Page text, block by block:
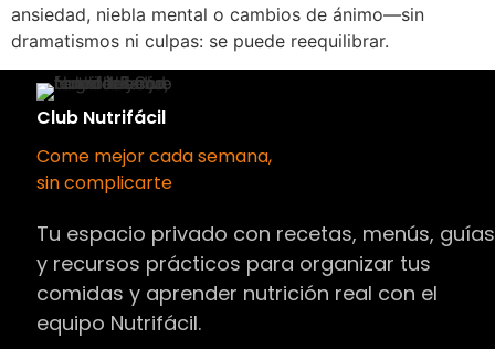
ansiedad, niebla mental o cambios de ánimo—sin
dramatismos ni culpas: se puede reequilibrar.
Club Nutrifácil
Come mejor cada semana,
sin complicarte
Tu espacio privado con recetas, menús, guías
y recursos prácticos para organizar tus
comidas y aprender nutrición real con el
equipo Nutrifácil.